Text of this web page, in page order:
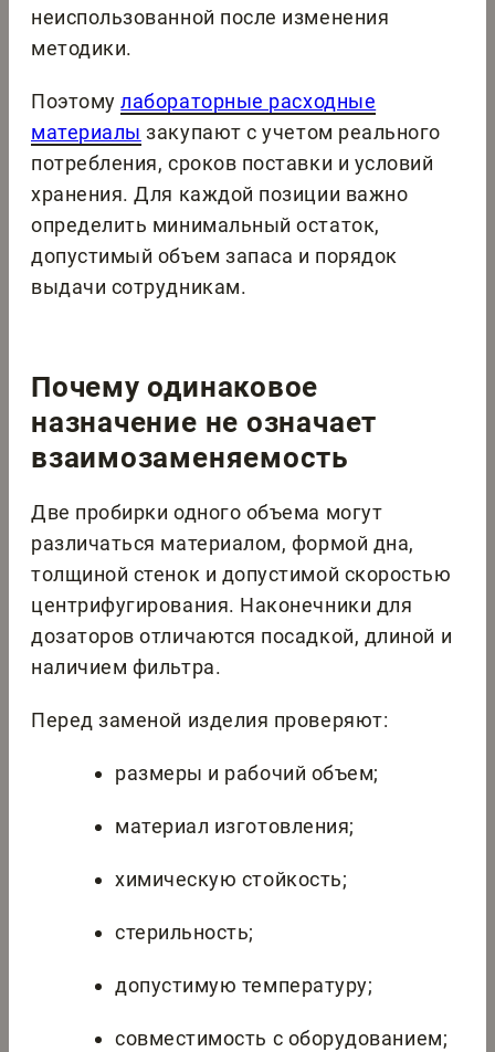
неиспользованной после изменения
методики.
Поэтомулабораторные расходные
материалы закупают с учетом реального
потребления, сроков поставки и условий
хранения. Для каждой позиции важно
определить минимальный остаток,
допустимый объем запаса и порядок
выдачи сотрудникам.
Почему одинаковое
назначение не означает
взаимозаменяемость
Две пробирки одного объема могут
различаться материалом, формой дна,
толщиной стенок и допустимой скоростью
центрифугирования. Наконечники для
дозаторов отличаются посадкой, длиной и
наличием фильтра.
Перед заменой изделия проверяют:
размеры и рабочий объем;
материал изготовления;
химическую стойкость;
стерильность;
допустимую температуру;
совместимость с оборудованием;